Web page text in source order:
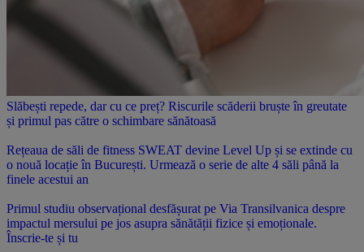
Slăbești repede, dar cu ce preț? Riscurile scăderii bruște în greutate
și primul pas către o schimbare sănătoasă
Rețeaua de săli de fitness SWEAT devine Level Up și se extinde cu
o nouă locație în București. Urmează o serie de alte 4 săli până la
finele acestui an
Primul studiu observațional desfășurat pe Via Transilvanica despre
impactul mersului pe jos asupra sănătății fizice și emoționale.
Înscrie-te și tu